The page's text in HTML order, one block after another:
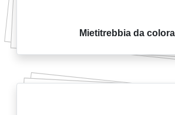
Mietitrebbia da